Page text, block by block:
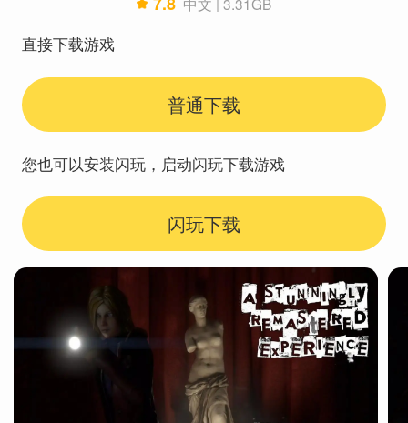
直接下载游戏
普通下载
您也可以安装闪玩，启动闪玩下载游戏
闪玩下载